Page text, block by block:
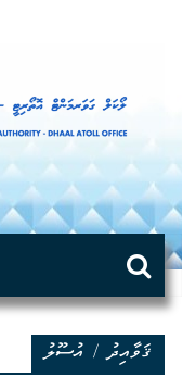
ޤަވާއިދު / އުސޫލު